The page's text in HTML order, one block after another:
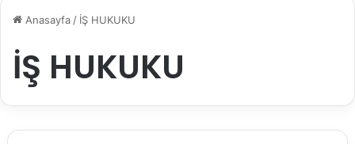
Anasayfa / İŞ HUKUKU
İŞ HUKUKU